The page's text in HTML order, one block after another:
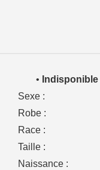
• Indisponible
Sexe :
Robe :
Race :
Taille :
Naissance :